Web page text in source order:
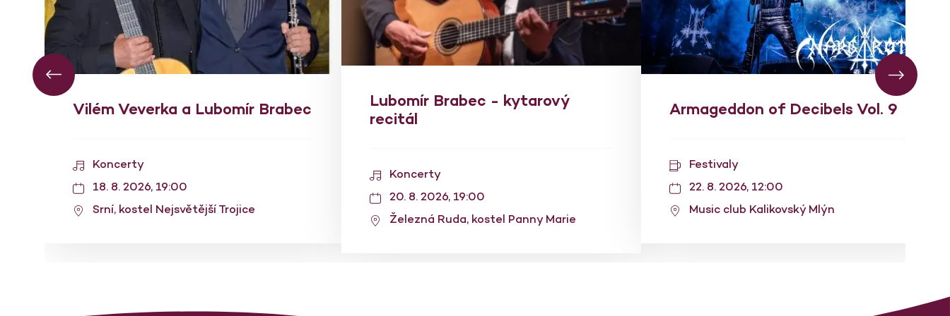
Vilém Veverka a Lubomír Brabec
Koncerty
18. 8. 2026, 19:00
Srní, kostel Nejsvětější Trojice
Lubomír Brabec - kytarový
recitál
Koncerty
20. 8. 2026, 19:00
Železná Ruda, kostel Panny Marie
Armageddon of Decibels Vol. 9
Festivaly
22. 8. 2026, 12:00
Music club Kalikovský Mlýn